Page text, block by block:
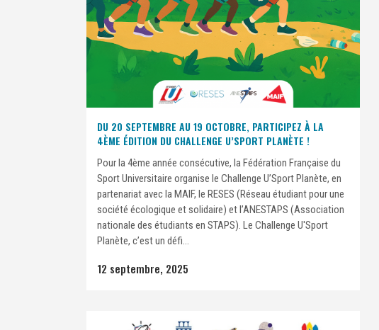
DU 20 SEPTEMBRE AU 19 OCTOBRE, PARTICIPEZ À LA
4ÈME ÉDITION DU CHALLENGE U’SPORT PLANÈTE !
Pour la 4ème année consécutive, la Fédération Française du
Sport Universitaire organise le Challenge U’Sport Planète, en
partenariat avec la MAIF, le RESES (Réseau étudiant pour une
société écologique et solidaire) et l’ANESTAPS (Association
nationale des étudiants en STAPS). Le Challenge U'Sport
Planète, c’est un défi...
12 septembre, 2025